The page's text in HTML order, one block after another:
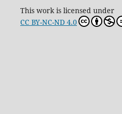
This work is licensed under
CC BY-NC-ND 4.0